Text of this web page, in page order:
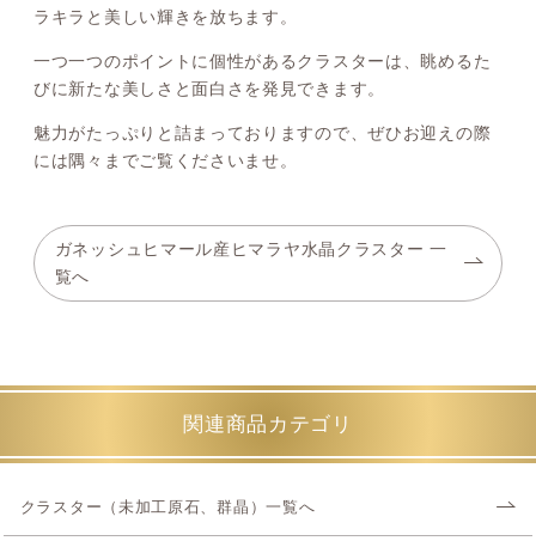
ラキラと美しい輝きを放ちます。
一つ一つのポイントに個性があるクラスターは、眺めるた
びに新たな美しさと面白さを発見できます。
魅力がたっぷりと詰まっておりますので、ぜひお迎えの際
には隅々までご覧くださいませ。
ガネッシュヒマール産ヒマラヤ水晶クラスター 一
覧へ
関連商品カテゴリ
クラスター（未加工原石、群晶）一覧へ